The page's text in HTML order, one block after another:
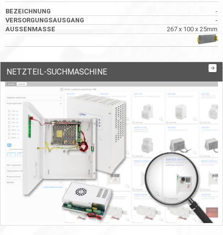
-
-
267 x 100 x 25mm
NETZTEIL-SUCHMASCHINE